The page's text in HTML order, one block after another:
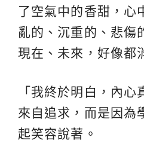
了空氣中的香甜，心
亂的、沉重的、悲傷
現在、未來，好像都
「我終於明白，內
來自追求，而是因為
起笑容說著。